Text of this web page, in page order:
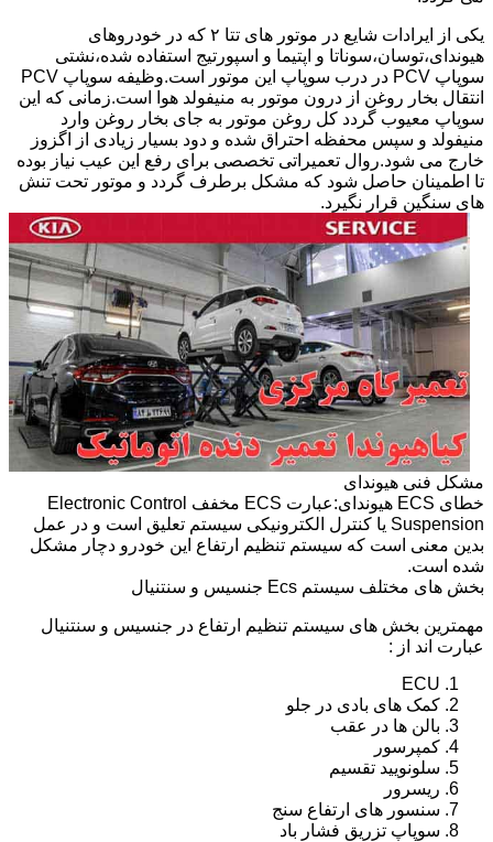
یکی از ایرادات شایع در موتور های تتا ۲ که در خودروهای
هیوندای،توسان،سوناتا و اپتیما و اسپورتیج استفاده شده،نشتی
سوپاپ PCV در درب سوپاپ این موتور است.وظیفه سوپاپ PCV
انتقال بخار روغن از درون موتور به منیفولد هوا است.زمانی که این
سوپاپ معیوب گردد کل روغن موتور به جای بخار روغن وارد
منیفولد و سپس محفظه احتراق شده و دود بسیار زیادی از اگزوز
خارج می شود.روال تعمیراتی تخصصی برای رفع این عیب نیاز بوده
تا اطمینان حاصل شود که مشکل برطرف گردد و موتور تحت تنش
های سنگین قرار نگیرد.
مشکل فنی هیوندای
خطای ECS هیوندای:عبارت ECS مخفف Electronic Control
Suspension یا کنترل الکترونیکی سیستم تعلیق است و در عمل
بدین معنی است که سیستم تنظیم ارتفاع این خودرو دچار مشکل
شده است.
بخش های مختلف سیستم Ecs جنسیس و سنتنیال
مهمترین بخش های سیستم تنظیم ارتفاع در جنسیس و سنتنیال
عبارت اند از :
ECU
کمک های بادی در جلو
بالن ها در عقب
کمپرسور
سلونویید تقسیم
ریسرور
سنسور های ارتفاع سنج
سوپاپ تزریق فشار باد